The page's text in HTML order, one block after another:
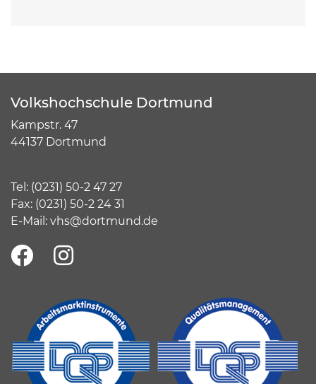
Volkshochschule Dortmund
Kampstr. 47
44137 Dortmund
Tel: (0231) 50-2 47 27
Fax: (0231) 50-2 24 31
E-Mail: vhs@dortmund.de